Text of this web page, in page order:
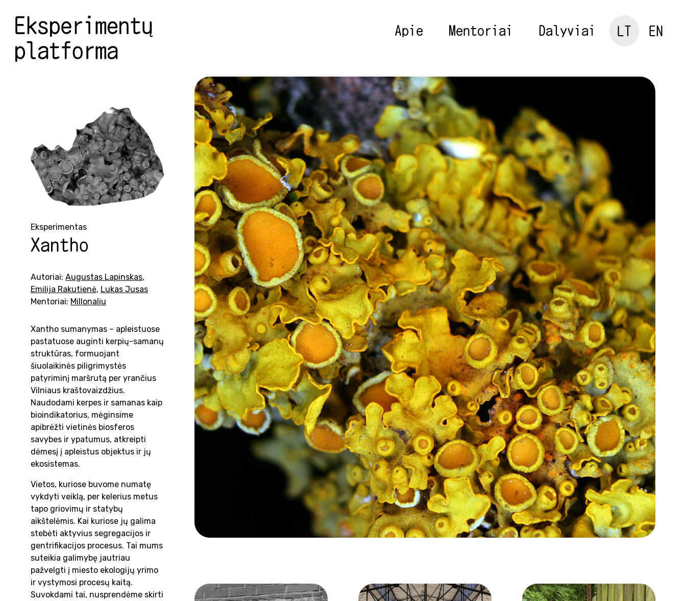
Apie Mentoriai Dalyviai LT EN
Eksperimentas
Xantho
Autoriai: Augustas Lapinskas,
Emilija Rakutienė, Lukas Jusas
Mentoriai: Millonaliu
Xantho sumanymas – apleistuose
pastatuose auginti kerpių-samanų
struktūras, formuojant
šiuolaikinės piligrimystės
patyriminį maršrutą per yrančius
Vilniaus kraštovaizdžius.
Naudodami kerpes ir samanas kaip
bioindikatorius, mėginsime
apibrėžti vietinės biosferos
savybes ir ypatumus, atkreipti
dėmesį į apleistus objektus ir jų
ekosistemas.
Vietos, kuriose buvome numatę
vykdyti veiklą, per kelerius metus
tapo griovimų ir statybų
aikštelėmis. Kai kuriose jų galima
stebėti aktyvius segregacijos ir
gentrifikacijos procesus. Tai mums
suteikia galimybę jautriau
pažvelgti į miesto ekologijų yrimo
ir vystymosi procesų kaitą.
Suvokdami tai, nusprendėme skirti